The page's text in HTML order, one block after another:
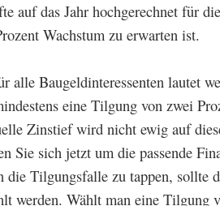
auf das Jahr hochgerechnet für
Wachstum zu erwarten ist.
alle Baugeldinteressenten lautet
eine Tilgung von zwei
Zinstief wird nicht ewig auf
Sie sich jetzt um die passende
die Tilgungsfalle zu tappen, sollte
werden. Wählt man eine Tilgung